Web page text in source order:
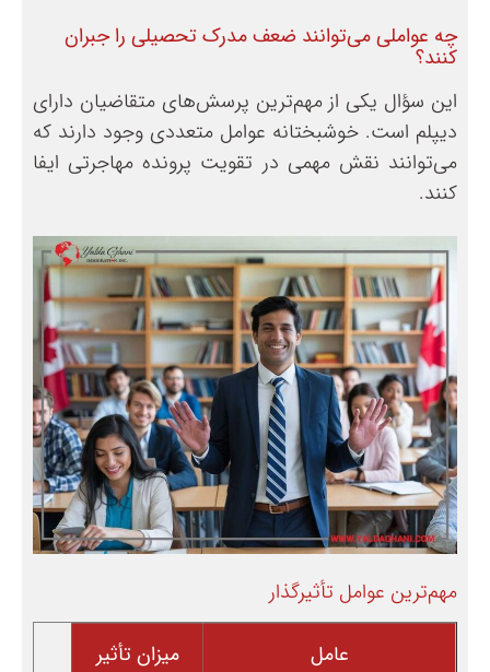
چه عواملی می‌توانند ضعف مدرک تحصیلی را جبران
کنند؟
این سؤال یکی از مهم‌ترین پرسش‌های متقاضیان دارای
دیپلم است. خوشبختانه عوامل متعددی وجود دارند که
می‌توانند نقش مهمی در تقویت پرونده مهاجرتی ایفا
کنند.
مهم‌ترین عوامل تأثیرگذار
عامل
میزان تأثیر